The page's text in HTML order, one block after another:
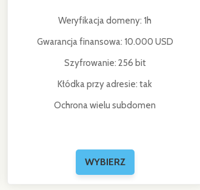
Weryfikacja domeny: 1h
Gwarancja finansowa: 10.000 USD
Szyfrowanie: 256 bit
Kłódka przy adresie: tak
Ochrona wielu subdomen